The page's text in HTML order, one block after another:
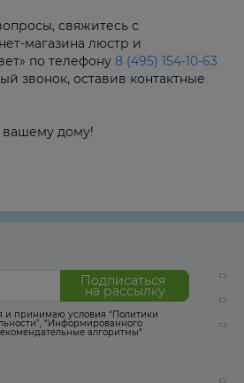
свяжитесь с
магазина люстр и
по телефону 8 (495) 154-10-63
звонок, оставив контактные
дому!
Подписаться
на рассылку
и принимаю условия “Политики
, “Информированного
алгоритмы“